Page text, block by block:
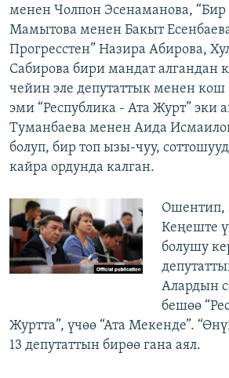
менен Чолпон Эсенаманова, “Бир
Мамытова менен Бакыт
Прогресстен” Назира Абирова,
Сабирова бири мандат алгандан
чейин эле депутаттык менен
эми “Республика - Ата Журт” эки
Туманбаева менен Аида
болуп, бир топ ызы-чуу,
кайра ордунда калган.
Ошентип,
Кеңеште
болушу
Алардын
бешөө
Журтта”, үчөө “Ата Мекенде”.
13 депутаттын бирөө гана аял.